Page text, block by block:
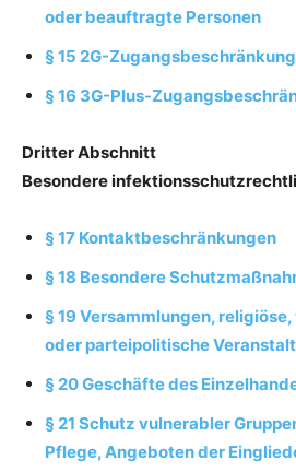
oder beauftragte Personen
§ 15 2G-Zugangsbeschränkung
§ 16 3G-Plus-
Dritter Abschnitt
Besondere
§ 17 Kontaktbeschränkungen
§ 18 Besondere
§ 19 Versammlungen,
oder parteipolitische
§ 20 Geschäfte des
§ 21 Schutz vulnerabler
Pflege, Angeboten der